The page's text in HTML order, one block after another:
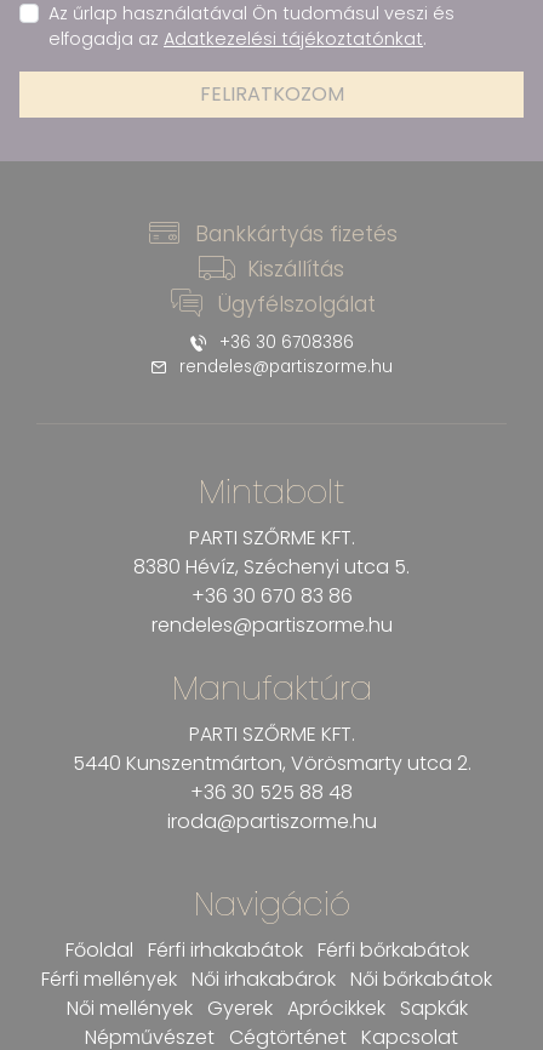
FELIRATKOZOM
Az űrlap használatával Ön tudomásul veszi és
elfogadja az Adatkezelési tájékoztatónkat.
Bankkártyás fizetés
Ügyfélszolgálat
+36 30 6708386
rendeles@partiszorme.hu
Kiszállítás
Mintabolt
PARTI SZŐRME KFT.
8380 Hévíz, Széchenyi utca 5.
+36 30 670 83 86
rendeles@partiszorme.hu
Navigáció
Főoldal Férfi irhakabátok Férfi bőrkabátok
Férfi mellények Női irhakabárok Női bőrkabátok
Női mellények Gyerek Aprócikkek Sapkák
Népművészet Cégtörténet Kapcsolat
Manufaktúra
PARTI SZŐRME KFT.
5440 Kunszentmárton, Vörösmarty utca 2.
+36 30 525 88 48
iroda@partiszorme.hu